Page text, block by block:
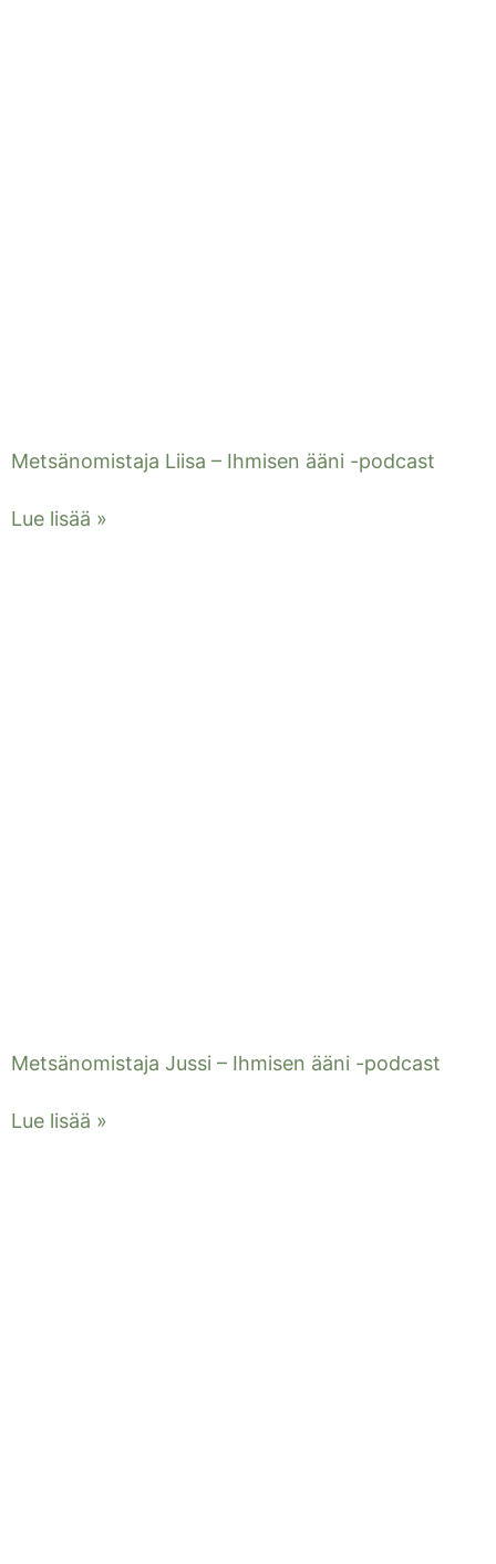
Metsänomistaja Liisa – Ihmisen ääni -podcast
Lue lisää »
Metsänomistaja Jussi – Ihmisen ääni -podcast
Lue lisää »